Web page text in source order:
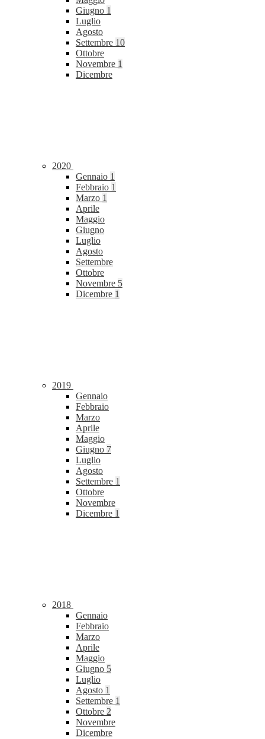
Giugno 1
Luglio
Agosto
Settembre 10
Ottobre
Novembre 1
Dicembre
2020
Gennaio 1
Febbraio 1
Marzo 1
Aprile
Maggio
Giugno
Luglio
Agosto
Settembre
Ottobre
Novembre 5
Dicembre 1
2019
Gennaio
Febbraio
Marzo
Aprile
Maggio
Giugno 7
Luglio
Agosto
Settembre 1
Ottobre
Novembre
Dicembre 1
2018
Gennaio
Febbraio
Marzo
Aprile
Maggio
Giugno 5
Luglio
Agosto 1
Settembre 1
Ottobre 2
Novembre
Dicembre